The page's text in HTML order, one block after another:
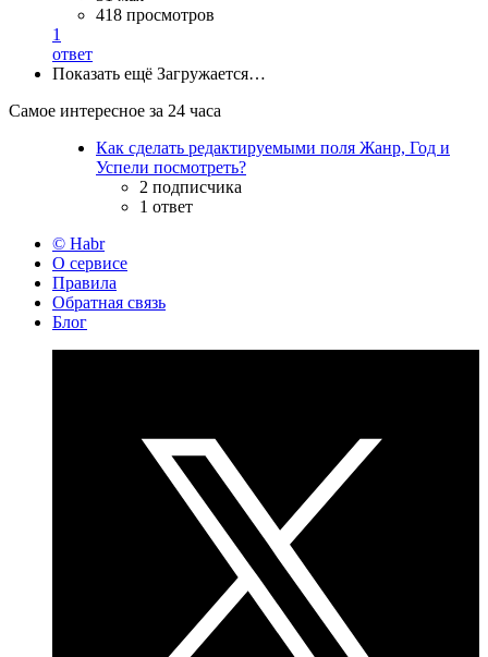
418 просмотров
1
ответ
Показать ещё Загружается…
Самое интересное за 24 часа
Как сделать редактируемыми поля Жанр, Год и
Успели посмотреть?
2 подписчика
1 ответ
© Habr
О сервисе
Правила
Обратная связь
Блог